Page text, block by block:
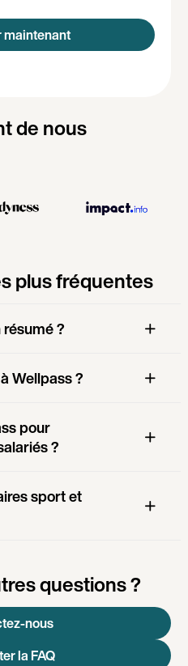
de nous
plus fréquentes
?
Wellpass ?
pour
?
sport et
questions ?
nous
la FAQ